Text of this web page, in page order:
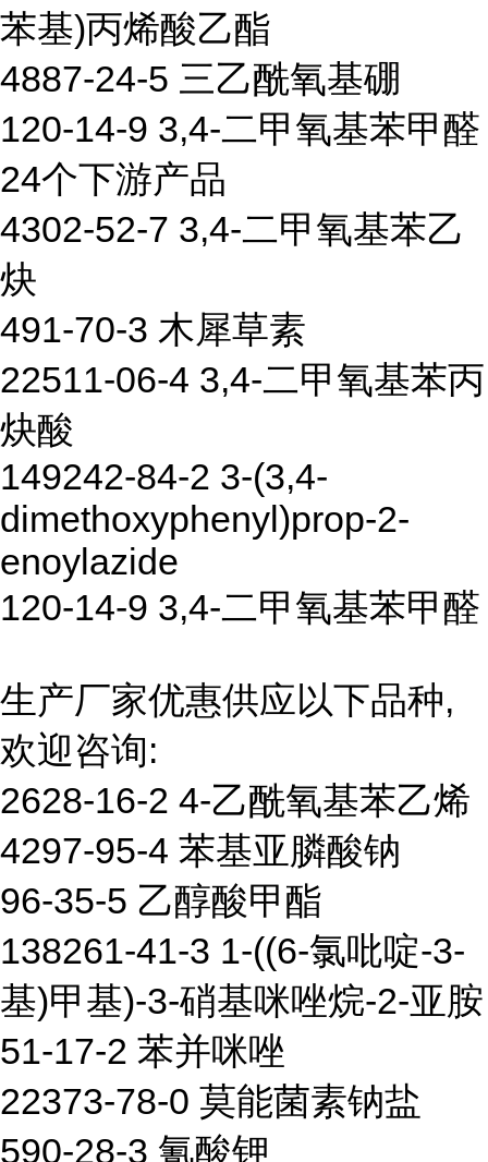
苯基)丙烯酸乙酯
4887-24-5 三乙酰氧基硼
120-14-9 3,4-二甲氧基苯甲醛
24个下游产品
4302-52-7 3,4-二甲氧基苯乙
炔
491-70-3 木犀草素
22511-06-4 3,4-二甲氧基苯丙
炔酸
149242-84-2 3-(3,4-
dimethoxyphenyl)prop-2-
enoylazide
120-14-9 3,4-二甲氧基苯甲醛
生产厂家优惠供应以下品种,
欢迎咨询:
2628-16-2 4-乙酰氧基苯乙烯
4297-95-4 苯基亚膦酸钠
96-35-5 乙醇酸甲酯
138261-41-3 1-((6-氯吡啶-3-
基)甲基)-3-硝基咪唑烷-2-亚胺
51-17-2 苯并咪唑
22373-78-0 莫能菌素钠盐
590-28-3 氰酸钾